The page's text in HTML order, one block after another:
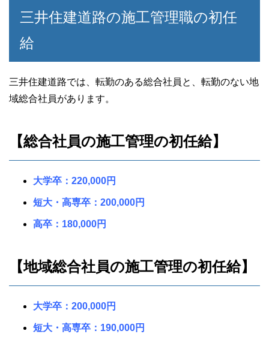
三井住建道路の施工管理職の初任
給
三井住建道路では、転勤のある総合社員と、転勤のない地
域総合社員があります。
【総合社員の施工管理の初任給】
大学卒：220,000円
短大・高専卒：200,000円
高卒：180,000円
【地域総合社員の施工管理の初任給】
大学卒：200,000円
短大・高専卒：190,000円